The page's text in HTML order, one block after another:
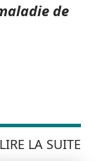
de
LIRE LA SUITE